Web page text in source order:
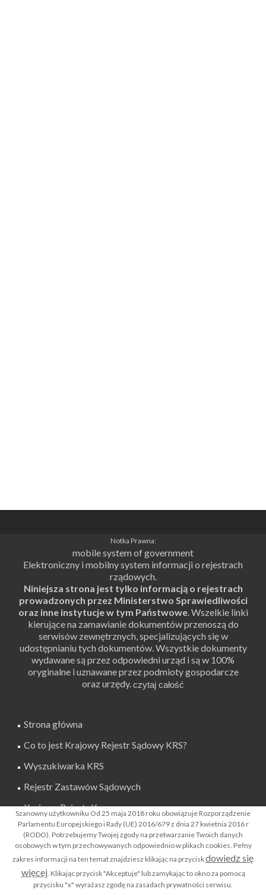
Notka Prawna:
mobile system of government
Elektroniczny i mobilny system informacji o rejestrach
rządowych.
Niniejsza strona jest tylko informacją o rejestrach
prowadzonych przez Ministerstwo Sprawiedliwości
oraz inne instytucje w tym Państwowe. Wszelkie linki
kierujące na zamawianie dokumentów przenoszą do
serwisów zewnętrznych, specjalizujących się w
udostępnianiu tych dokumentów. Wszystkie dokumenty
wydawane są przez odpowiedni urząd i są w 100%
oryginalne i uznawane przez podmioty gospodarcze
oraz urzędy.
Strona główna
Co to jest Krajowy Rejestr Sądowy KRS?
Wyszukiwarka KRS
Rejestr Zastawów Sądowych
Krajowy Rejestr Karny
Co to jest Rejestr Dłużników Niewypłacalnych ?
Biura Informacji Gospodarczej BIGi
Rejestr Zastawów Skarbowych
Apostille dokumentów
Szanowny użytkowniku Od 25 maja 2018 roku obowiązuje Rozporządzenie
Parlamentu Europejskiego i Rady (UE) 2016/679 z dnia 27 kwietnia 2016 r
(RODO). Potrzebujemy Twojej zgody na przetwarzanie Twoich danych
osobowych w tym przechowywanych odpowiednio w plikach cookies. Pełny
zakres informacji na ten temat znajdziesz klikając na przyciskdowiedz się
więcej. Klikając przycisk "Akceptuje" lub zamykając to okno za pomocą
przycisku "x" wyrażasz zgodę na zasadach prywatności serwisu.